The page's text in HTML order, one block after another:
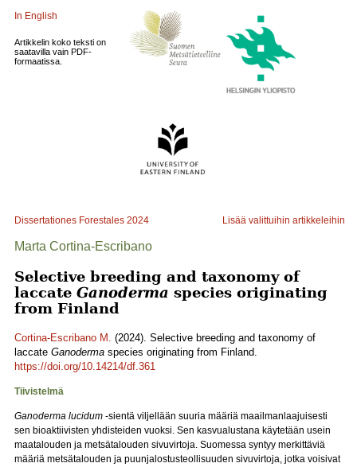
In English
Artikkelin koko teksti on
saatavilla vain PDF-
formaatissa.
Dissertationes Forestales 2024 Lisää valittuihin artikkeleihin
Marta Cortina-Escribano
Selective breeding and taxonomy of
laccate Ganoderma species originating
from Finland
Cortina-Escribano M. (2024). Selective breeding and taxonomy of
laccate Ganoderma species originating from Finland.
https://doi.org/10.14214/df.361
Tiivistelmä
Ganoderma lucidum -sientä viljellään suuria määriä maailmanlaajuisesti
sen bioaktiivisten yhdisteiden vuoksi. Sen kasvualustana käytetään usein
maatalouden ja metsätalouden sivuvirtoja. Suomessa syntyy merkittäviä
määriä metsätalouden ja puunjalostusteollisuuden sivuvirtoja, jotka voisivat